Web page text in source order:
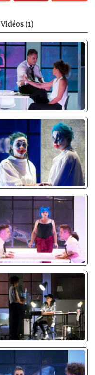
Vidéos (1)